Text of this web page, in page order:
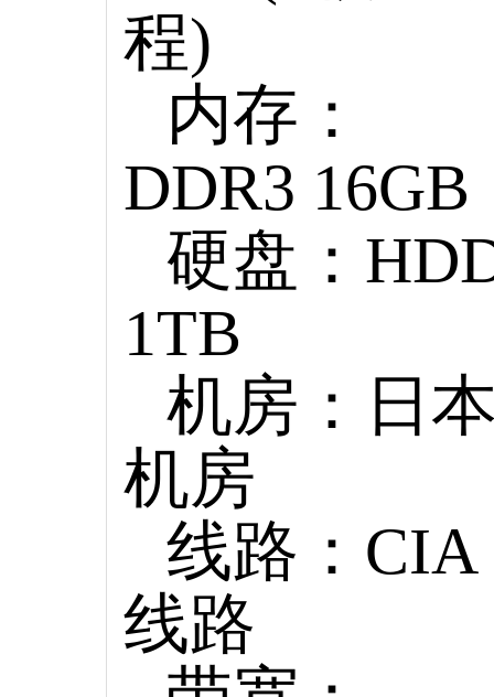
程)
内存：
DDR3 16GB
硬盘：
1TB
机房：日
机房
线路：CIA
线路